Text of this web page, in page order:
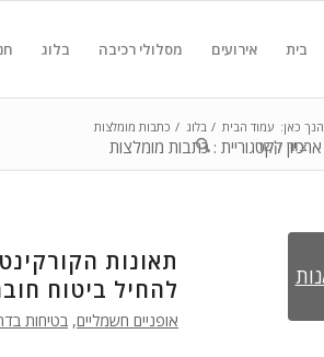
בית אירועים מסלולי רכיבה בלוג
צור קשר
ארכיון לקטגוריית : כתבות מומלצות
הנך כאן: עמוד הבית / בלוג / כתבות מומלצות
תאונות
להחיל ביטוח
אופניים חשמליים, בטיחות